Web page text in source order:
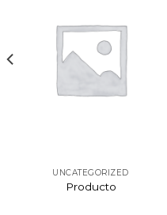
UNCATEGORIZED
Producto